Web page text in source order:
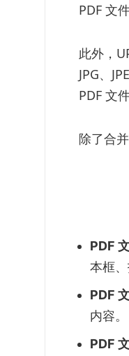
PDF 文
此外，
JPG、
PDF 文
除了合
PDF
本框
PDF
内容。
PDF